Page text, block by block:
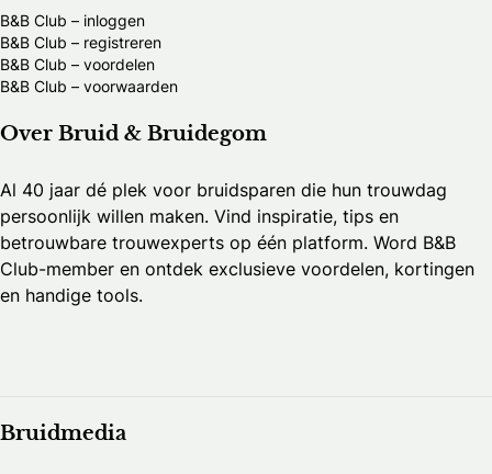
B&B Club – inloggen
B&B Club – registreren
B&B Club – voordelen
B&B Club – voorwaarden
Over Bruid & Bruidegom
Al 40 jaar dé plek voor bruidsparen die hun trouwdag
persoonlijk willen maken. Vind inspiratie, tips en
betrouwbare trouwexperts op één platform. Word B&B
Club-member en ontdek exclusieve voordelen, kortingen
en handige tools.
Bruidmedia